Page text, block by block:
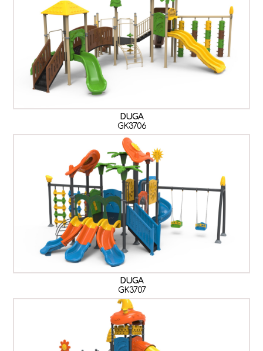
DUGA
GK3706
DUGA
GK3707